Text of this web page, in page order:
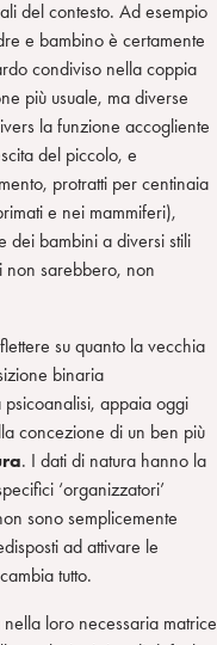
del contesto. Ad esempio
e bambino è certamente
condiviso nella coppia
più usuale, ma diverse
la funzione accogliente
del piccolo, e
protratti per centinaia
e nei mammiferi),
dei bambini a diversi stili
non sarebbero, non
su quanto la vecchia
binaria
appaia oggi
concezione di un ben più
. I dati di natura hanno la
‘organizzatori’
sono semplicemente
ad attivare le
tutto.
loro necessaria matrice